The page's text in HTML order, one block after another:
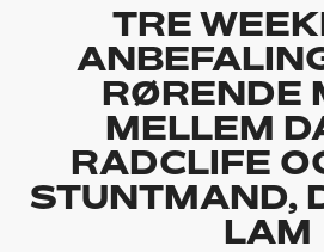
TRE
RØRENDE
MELLEM
RADCLIFE
STUNTMAND,
LAM